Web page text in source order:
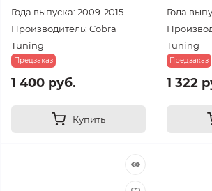
Года выпуска: 2009-2015
Производитель: Cobra
Tuning
Предзаказ
1 400 руб.
Купить
Года
Tuning
Предзаказ
1 322